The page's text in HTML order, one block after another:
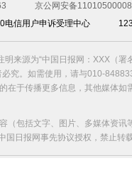
京公网安备
电信用户申诉受理中心
明来源为“中国日报网：XXX（
究。如需使用，请与010-
在于传播更多信息，其他媒体
（包括文字、图片、多媒体资
国日报网事先协议授权，禁止转